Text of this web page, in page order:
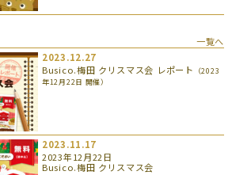
一覧へ
2023.12.27
Busico.梅田 クリスマス会 レポート
（2023
年12月22日 開催）
2023.11.17
2023年12月22日
Busico.梅田 クリスマス会